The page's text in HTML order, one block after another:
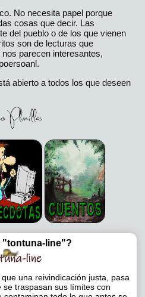
No necesita papel porque
cosas que decir. Las
del pueblo o de los que vienen
son de lecturas que
parecen interesantes,
abierto a todos los que deseen
"tontuna-line"?
una reivindicación justa, pasa
traspasan sus límites con